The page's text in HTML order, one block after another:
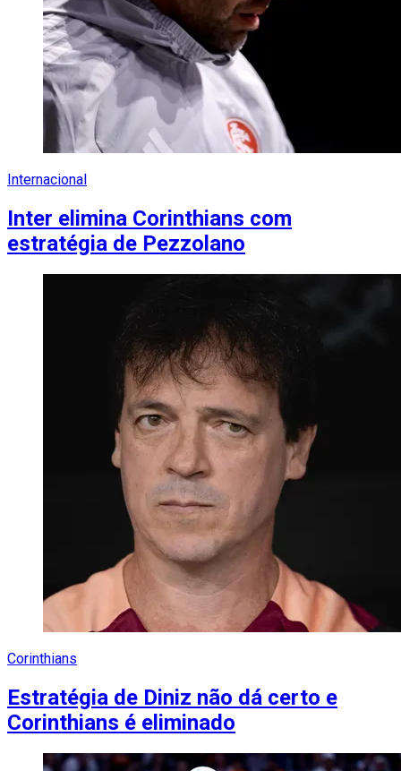
Internacional
Inter elimina Corinthians com
estratégia de Pezzolano
Corinthians
Estratégia de Diniz não dá certo e
Corinthians é eliminado